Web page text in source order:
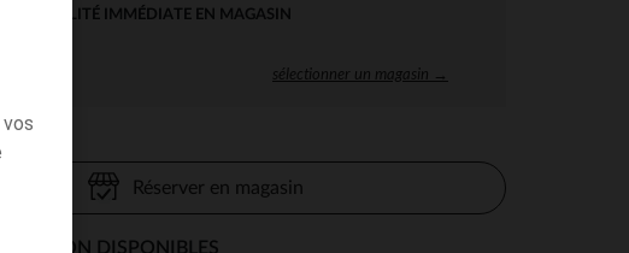
IMMÉDIATE EN MAGASIN
sélectionner un magasin →
Réserver en magasin
DISPONIBLES